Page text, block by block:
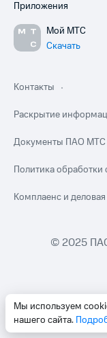
Мы используем
нашего сайта.
Приложения
Мой МТС
Скачать
Контакты
Раскрытие
Документы ПАО МТС
Политика обработки
Комплаенс и деловая
© 2025